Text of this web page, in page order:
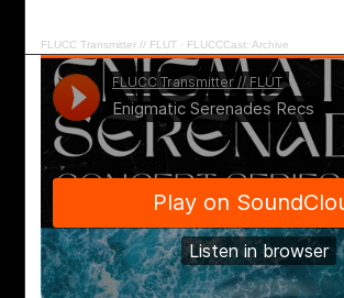
FLUCC Transmitter // FLUT · FLUCCCast: Archive